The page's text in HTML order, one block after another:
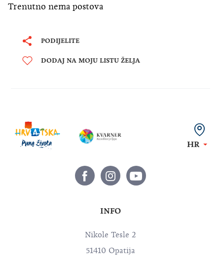
Trenutno nema postova
PODIJELITE
DODAJ NA MOJU LISTU ŽELJA
HR
INFO
Nikole Tesle 2
51410 Opatija